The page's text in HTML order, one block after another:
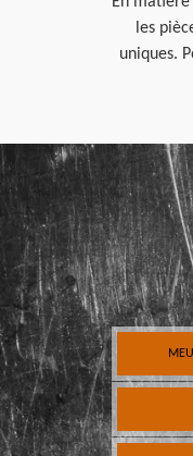
les
uniques.